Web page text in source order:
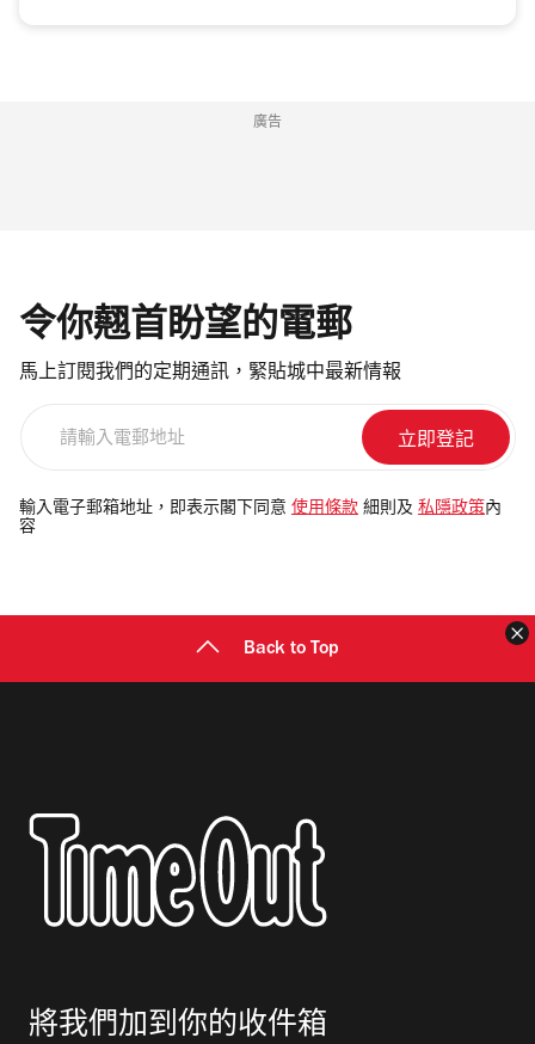
廣告
令你翹首盼望的電郵
馬上訂閱我們的定期通訊，緊貼城中最新情報
電
郵
輸入電子郵箱地址，即表示閣下同意 使用條款 細則及 私隱政策 內
容
Back to Top
將我們加到你的收件箱